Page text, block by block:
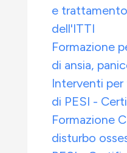
e
dell'ITTI
Formazione
di ansia,
Interventi
di PESI -
Formazione
disturbo